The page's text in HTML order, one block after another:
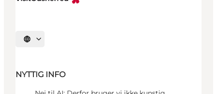
Vælg sprog
NYTTIG INFO